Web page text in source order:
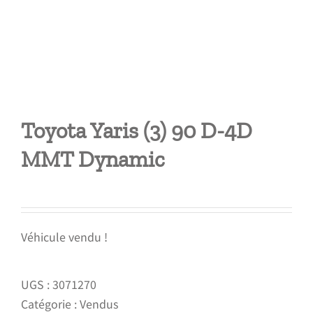
Toyota Yaris (3) 90 D-4D
MMT Dynamic
Véhicule vendu !
UGS :3071270
Catégorie :Vendus